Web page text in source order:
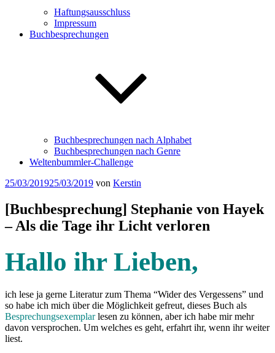
Haftungsausschluss
Impressum
Buchbesprechungen
Buchbesprechungen nach Alphabet
Buchbesprechungen nach Genre
Weltenbummler-Challenge
Veröffentlicht
25/03/201925/03/2019 von Kerstin
[Buchbesprechung] Stephanie von Hayek
– Als die Tage ihr Licht verloren
Hallo ihr Lieben,
ich lese ja gerne Literatur zum Thema “Wider des Vergessens” und
so habe ich mich über die Möglichkeit gefreut, dieses Buch als
Besprechungsexemplarlesen zu können, aber ich habe mir mehr
davon versprochen. Um welches es geht, erfahrt ihr, wenn ihr weiter
liest.